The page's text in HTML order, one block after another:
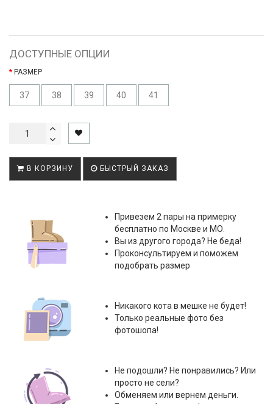
ДОСТУПНЫЕ ОПЦИИ
РАЗМЕР
37 38 39 40 41
В КОРЗИНУ БЫСТРЫЙ ЗАКАЗ
Привезем 2 пары на примерку
бесплатно по Москве и МО.
Вы из другого города? Не беда!
Проконсультируем и поможем
подобрать размер
Никакого кота в мешке не будет!
Только реальные фото без
фотошопа!
Не подошли? Не понравились? Или
просто не сели?
Обменяем или вернем деньги.